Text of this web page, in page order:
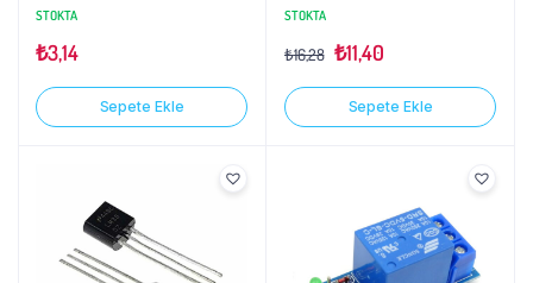
STOKTA
₺3,14
Sepete Ekle
STOKTA
₺16,28 ₺11,40
Sepete Ekle